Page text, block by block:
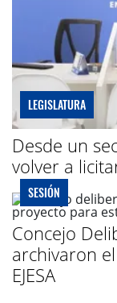
LEGISLATURA
Desde un
volver a
SESIÓN
Concejo
archivaron
EJESA